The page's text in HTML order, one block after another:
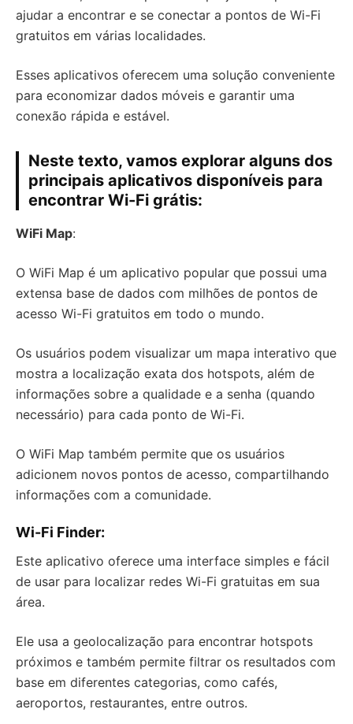
ajudar a encontrar e se conectar a pontos de Wi-Fi
gratuitos em várias localidades.
Esses aplicativos oferecem uma solução conveniente
para economizar dados móveis e garantir uma
conexão rápida e estável.
Neste texto, vamos explorar alguns dos
principais aplicativos disponíveis para
encontrar Wi-Fi grátis:
WiFi Map:
O WiFi Map é um aplicativo popular que possui uma
extensa base de dados com milhões de pontos de
acesso Wi-Fi gratuitos em todo o mundo.
Os usuários podem visualizar um mapa interativo que
mostra a localização exata dos hotspots, além de
informações sobre a qualidade e a senha (quando
necessário) para cada ponto de Wi-Fi.
O WiFi Map também permite que os usuários
adicionem novos pontos de acesso, compartilhando
informações com a comunidade.
Wi-Fi Finder:
Este aplicativo oferece uma interface simples e fácil
de usar para localizar redes Wi-Fi gratuitas em sua
área.
Ele usa a geolocalização para encontrar hotspots
próximos e também permite filtrar os resultados com
base em diferentes categorias, como cafés,
aeroportos, restaurantes, entre outros.